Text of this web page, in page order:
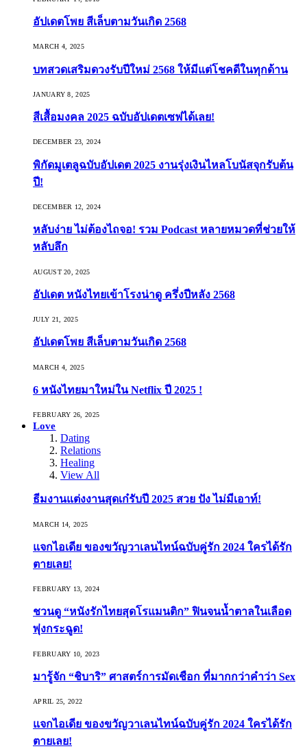
อัปเดตโพย สีเล็บตามวันเกิด 2568
MARCH 4, 2025
บทสวดเสริมดวงรับปีใหม่ 2568 ให้มีแต่โชคดีในทุกด้าน
JANUARY 8, 2025
สีเสื้อมงคล 2025 ฉบับอัปเดตเซฟได้เลย!
DECEMBER 23, 2024
พิกัดมูเตลูฉบับอัปเดต 2025 งานรุ่งเงินไหลโบนัสจุกรับต้น
ปี!
DECEMBER 12, 2024
หลับง่าย ไม่ต้องไถจอ! รวม Podcast หลายหมวดที่ช่วยให้
หลับลึก
AUGUST 20, 2025
อัปเดต หนังไทยเข้าโรงน่าดู ครึ่งปีหลัง 2568
JULY 21, 2025
อัปเดตโพย สีเล็บตามวันเกิด 2568
MARCH 4, 2025
6 หนังไทยมาใหม่ใน Netflix ปี 2025 !
FEBRUARY 26, 2025
Love
Dating
Relations
Healing
View All
ธีมงานแต่งงานสุดเก๋รับปี 2025 สวย ปัง ไม่มีเอาท์!
MARCH 14, 2025
แจกไอเดีย ของขวัญวาเลนไทน์ฉบับคู่รัก 2024 ใครได้รัก
ตายเลย!
FEBRUARY 13, 2024
ชวนดู “หนังรักไทยสุดโรแมนติก” ฟินจนน้ำตาลในเลือด
พุ่งกระฉูด!
FEBRUARY 10, 2023
มารู้จัก “ชิบาริ” ศาสตร์การมัดเชือก ที่มากกว่าคำว่า Sex
APRIL 25, 2022
แจกไอเดีย ของขวัญวาเลนไทน์ฉบับคู่รัก 2024 ใครได้รัก
ตายเลย!